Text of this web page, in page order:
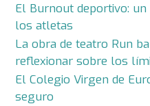
El Burnout deportivo:
los atletas
La obra de teatro Run
reflexionar sobre los
El Colegio Virgen de
seguro